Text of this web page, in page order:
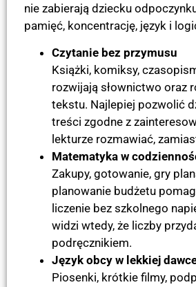
nie zabierają dziecku
pamięć, koncentrację, język i
Czytanie bez przymusu
Książki, komiksy,
rozwijają słownictwo oraz
tekstu. Najlepiej pozwolić
treści zgodne z
lekturze rozmawiać,
Matematyka w
Zakupy, gotowanie, gry
planowanie budżetu
liczenie bez szkolnego
widzi wtedy, że liczby
podręcznikiem.
Język obcy w lekkiej
Piosenki, krótkie filmy,